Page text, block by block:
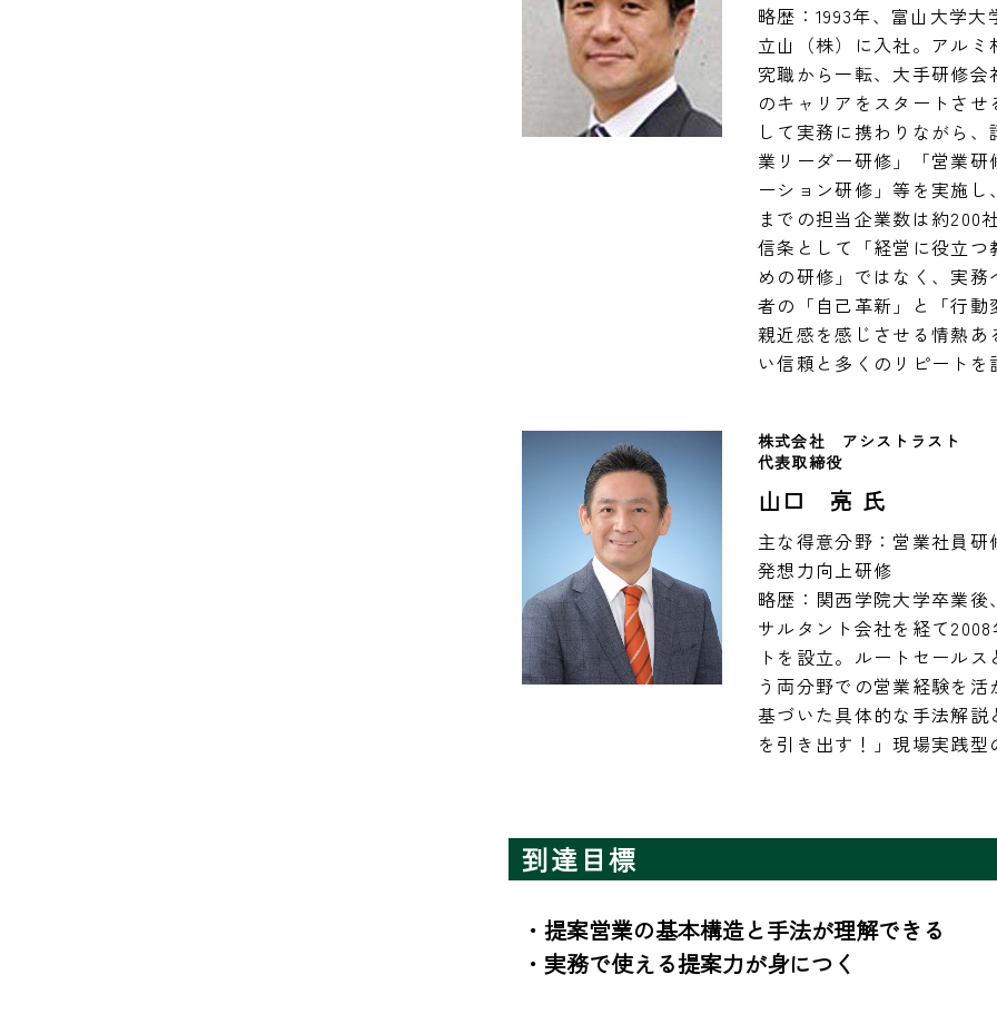
略歴：1993年、富山大学
立山（株）に入社。アルミ
究職から一転、大手研修
のキャリアをスタートさ
して実務に携わりながら
業リーダー研修」「営業
ーション研修」等を実施
までの担当企業数は約200
信条として「経営に役立
めの研修」ではなく、実
者の「自己革新」と「行動
親近感を感じさせる情熱
い信頼と多くのリピートを
株式会社　アシストラスト
代表取締役
山口 亮 氏
主な得意分野：営業社員研
発想力向上研修
略歴：関西学院大学卒業
サルタント会社を経て
トを設立。ルートセール
う両分野での営業経験を
基づいた具体的な手法解
を引き出す！」現場実践型
到達目標
・提案営業の基本構造と手法が理解できる
・実務で使える提案力が身につく